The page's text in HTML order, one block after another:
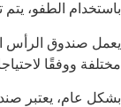
باستخدام الطفو،
يعمل صندوق الرأس
مختلفة ووفقًا
بشكل عام، يعتبر